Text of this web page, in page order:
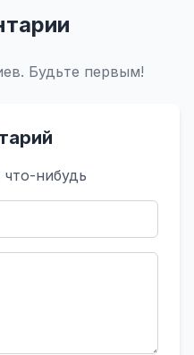
Будьте первым!
нибудь